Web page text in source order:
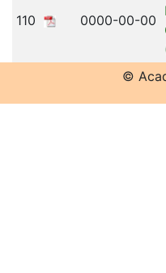
110 0000-00-00
©